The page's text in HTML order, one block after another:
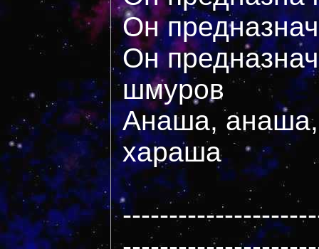
Он
Он
шмуров
Анаша,
хараша